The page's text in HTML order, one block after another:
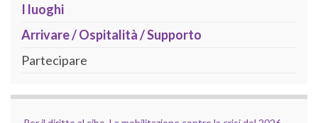
I luoghi
Arrivare / Ospitalità / Supporto
Partecipare